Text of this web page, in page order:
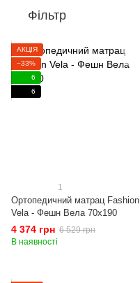
Фільтр
АКЦІЯ
−33%
6
6
1
Ортопедичний матрац Fashion
Vela - Фешн Вела 70x190
4 374 грн 6 529 грн
В наявності